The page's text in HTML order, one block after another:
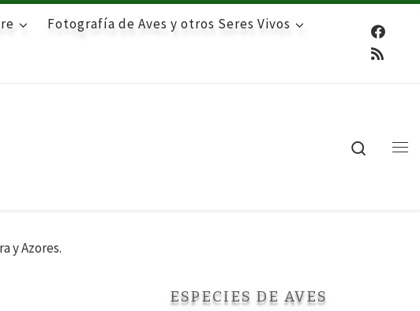
Fotografía de Aves y otros Seres Vivos
Search
y Azores.
ESPECIES DE AVES